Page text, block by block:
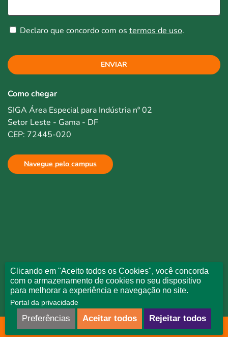
Declaro que concordo com os termos de uso.
ENVIAR
Como chegar
SIGA Área Especial para Indústria nº 02
Setor Leste - Gama - DF
CEP: 72445-020
Navegue pelo campus
Todos direitos reservados © Uniceplac
Clicando em "Aceito todos os Cookies", você concorda
com o armazenamento de cookies no seu dispositivo
para melhorar a experiência e navegação no site.
Portal da privacidade
Preferências Aceitar todos Rejeitar todos